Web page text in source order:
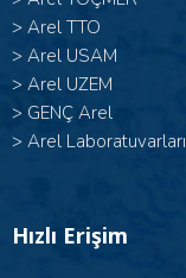
> Arel TTO
> Arel USAM
> Arel UZEM
> GENÇ Arel
> Arel Laboratuvarları
Hızlı Erişim